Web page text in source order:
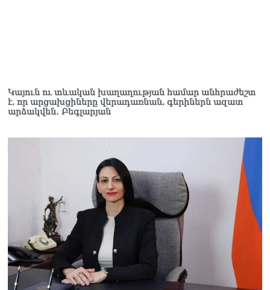
Կայուն ու տևական խաղաղության համար անհրաժեշտ
է, որ արցախցիները վերադառնան, գերիներն ազատ
արձակվեն․ Բեգլարյան